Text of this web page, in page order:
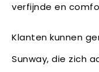
verfijnde en
Klanten kunnen
Sunway, die zich